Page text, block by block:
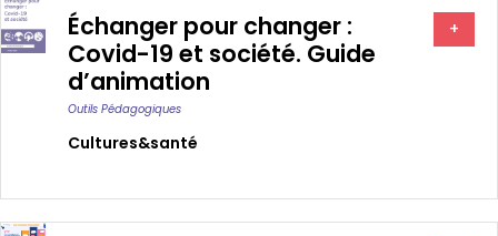
Échanger pour changer :
Covid-19 et société. Guide
d’animation
Outils Pédagogiques
Cultures&santé
+